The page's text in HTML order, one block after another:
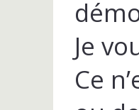
Je
Ce